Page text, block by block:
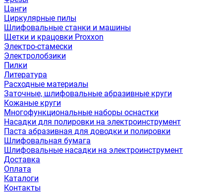
Цанги
Циркулярные пилы
Шлифовальные станки и машины
Щетки и крацовки Proxxon
Электро-стамески
Электролобзики
Пилки
Литература
Расходные материалы
Заточные, шлифовальные абразивные круги
Кожаные круги
Многофункциональные наборы оснастки
Насадки для полировки на электроинструмент
Паста абразивная для доводки и полировки
Шлифовальная бумага
Шлифовальные насадки на электроинструмент
Доставка
Оплата
Каталоги
Контакты